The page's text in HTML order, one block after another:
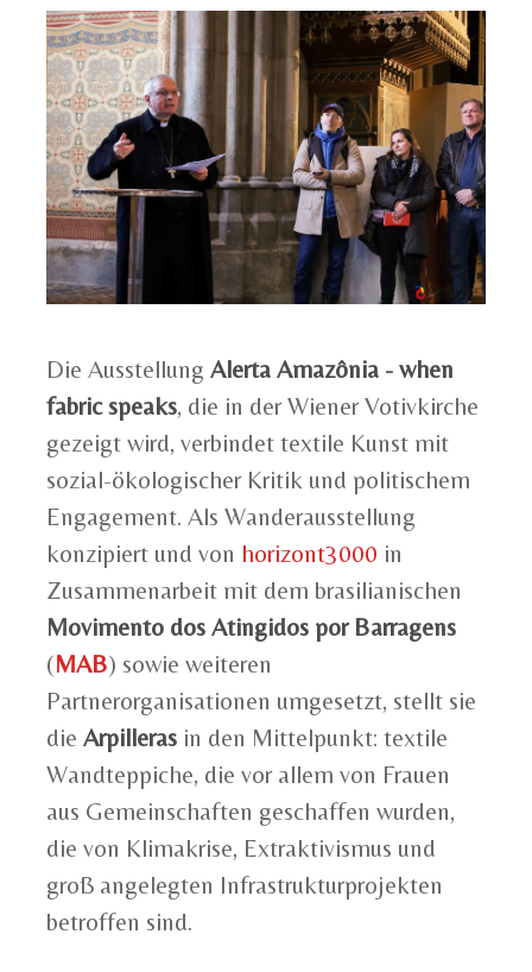
Die Ausstellung Alerta Amazônia - when
fabric speaks, die in der Wiener Votivkirche
gezeigt wird, verbindet textile Kunst mit
sozial-ökologischer Kritik und politischem
Engagement. Als Wanderausstellung
konzipiert und von horizont3000 in
Zusammenarbeit mit dem brasilianischen
Movimento dos Atingidos por Barragens
(MAB) sowie weiteren
Partnerorganisationen umgesetzt, stellt sie
die Arpilleras in den Mittelpunkt: textile
Wandteppiche, die vor allem von Frauen
aus Gemeinschaften geschaffen wurden,
die von Klimakrise, Extraktivismus und
groß angelegten Infrastrukturprojekten
betroffen sind.